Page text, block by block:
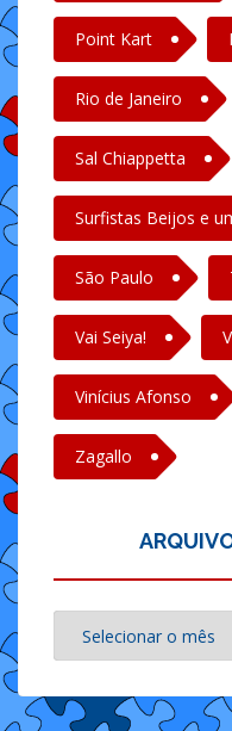
Point Kart
Rio de Janeiro
Sal Chiappetta
Surfistas Beijos e
São Paulo
Vai Seiya!
Vinícius Afonso
Zagallo